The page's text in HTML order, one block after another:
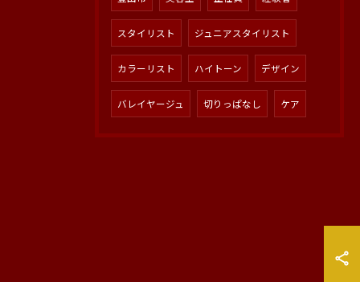
スタイリスト ジュニアスタイリスト
カラーリスト ハイトーン デザイン
バレイヤージュ 切りっぱなし ケア